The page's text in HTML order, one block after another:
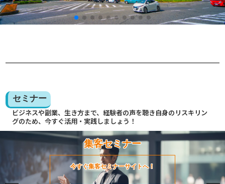
セミナー
ビジネスや副業、生き方まで、経験者の声を聴き自身のリスキリン
グのため、今すぐ活用・実践しましょう！
集客セミナー
今すぐ集客セミナーサイトへ！